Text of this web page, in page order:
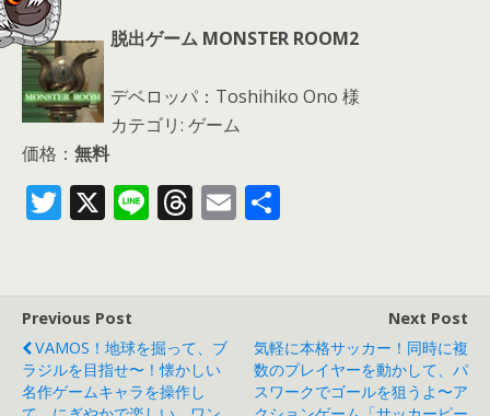
脱出ゲーム MONSTER ROOM2
デベロッパ：Toshihiko Ono 様
カテゴリ: ゲーム
価格： 無料
T
er
X Li T
d
s
E
Previous Post
VAMOS！地球を掘って、ブ
ラジルを目指せ〜！懐かしい
名作ゲームキャラを操作し
Next Post
気軽に本格サッカー！同時に複
数のプレイヤーを動かして、パ
スワークでゴールを狙うよ〜ア